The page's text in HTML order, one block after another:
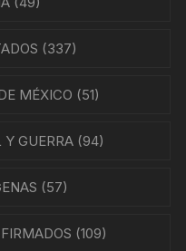
(337)
MÉXICO (51)
Y GUERRA (94)
(57)
(109)